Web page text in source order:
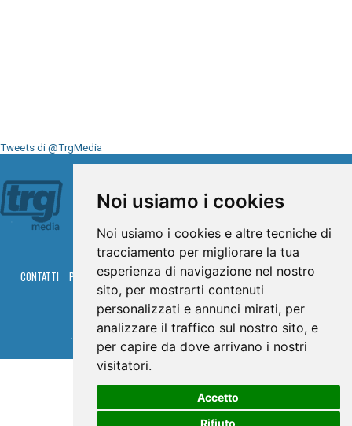
Noi usiamo i cookies
Noi usiamo i cookies e altre tecniche di
tracciamento per migliorare la tua
esperienza di navigazione nel nostro
sito, per mostrarti contenuti
personalizzati e annunci mirati, per
analizzare il traffico sul nostro sito, e
per capire da dove arrivano i nostri
visitatori.
Accetto
Rifiuto
Tweets di @TrgMedia
CONTATTI PRIVACY COOKIES PALINSESTO DIRETTA TV
DIRETTA RADIO
RGM HITRADIO
© TRG Media 2005-2026
Umbria Televisioni s.r.l. - P.I.00496230541 - - Powered by